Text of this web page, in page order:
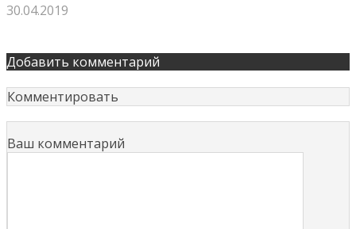
30.04.2019
Добавить комментарий
Комментировать
Ваш комментарий